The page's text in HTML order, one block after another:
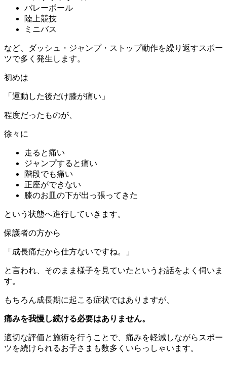
バレーボール
陸上競技
ミニバス
など、ダッシュ・ジャンプ・ストップ動作を繰り返すスポー
ツで多く発生します。
初めは
「運動した後だけ膝が痛い」
程度だったものが、
徐々に
走ると痛い
ジャンプすると痛い
階段でも痛い
正座ができない
膝のお皿の下が出っ張ってきた
という状態へ進行していきます。
保護者の方から
「成長痛だから仕方ないですね。」
と言われ、そのまま様子を見ていたというお話をよく伺いま
す。
もちろん成長期に起こる症状ではありますが、
痛みを我慢し続ける必要はありません。
適切な評価と施術を行うことで、痛みを軽減しながらスポー
ツを続けられるお子さまも数多くいらっしゃいます。